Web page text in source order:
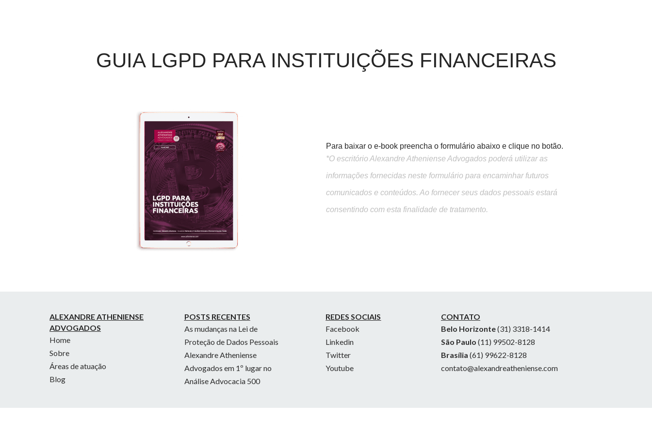
GUIA LGPD PARA INSTITUIÇÕES FINANCEIRAS
Para baixar o e-book preencha o formulário abaixo e clique no botão.
*O escritório Alexandre Atheniense Advogados poderá utilizar as
informações fornecidas neste formulário para encaminhar futuros
comunicados e conteúdos. Ao fornecer seus dados pessoais estará
consentindo com esta finalidade de tratamento.
ALEXANDRE ATHENIENSE
ADVOGADOS
Home
Sobre
Áreas de atuação
Blog
POSTS RECENTES
As mudanças na Lei de
Proteção de Dados Pessoais
Alexandre Atheniense
Advogados em 1º lugar no
Análise Advocacia 500
REDES SOCIAIS
Facebook
Linkedin
Twitter
Youtube
CONTATO
Belo Horizonte(31) 3318-1414
São Paulo (11) 99502-8128
Brasília (61) 99622-8128
contato@alexandreatheniense.com